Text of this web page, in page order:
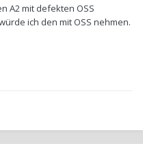
A2 mit defekten OSS
ich den mit OSS nehmen.